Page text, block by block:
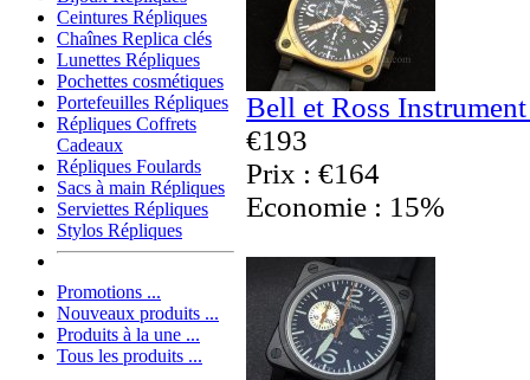
Ceintures Répliques
Chaînes Replica clés
Lunettes Répliques
Pochettes cosmétiques
Portefeuilles Répliques
Répliques Coffrets
Cadeaux
Répliques Foulards
Sacs à main Répliques
Serviettes Répliques
Stylos Répliques
Promotions ...
Nouveaux produits ...
Produits à la une ...
Tous les produits ...
Bell et Ross
€193
Prix : €164
Economie : 15%